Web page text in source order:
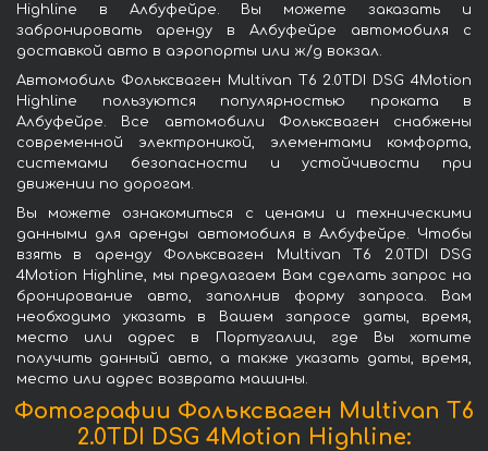
Highline в Албуфейре. Вы можете заказать и
забронировать аренду в Албуфейре автомобиля с
доставкой авто в аэропорты или ж/д вокзал.
Автомобиль Фольксваген Multivan T6 2.0TDI DSG 4Motion
Highline пользуются популярностью проката в
Албуфейре. Все автомобили Фольксваген снабжены
современной электроникой, элементами комфорта,
системами безопасности и устойчивости при
движении по дорогам.
Вы можете ознакомиться с ценами и техническими
данными для аренды автомобиля в Албуфейре. Чтобы
взять в аренду Фольксваген Multivan T6 2.0TDI DSG
4Motion Highline, мы предлагаем Вам сделать запрос на
бронирование авто, заполнив форму запроса. Вам
необходимо указать в Вашем запросе даты, время,
место или адрес в Португалии, где Вы хотите
получить данный авто, а также указать даты, время,
место или адрес возврата машины.
Фотографии Фольксваген Multivan T6
2.0TDI DSG 4Motion Highline: